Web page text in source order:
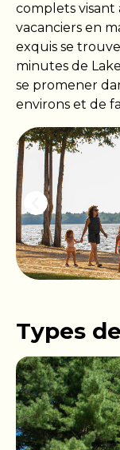
complets visant
vacanciers en
exquis se
minutes de
se promener
environs et de
Types